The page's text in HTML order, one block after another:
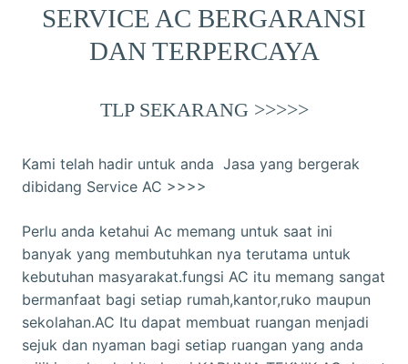
SERVICE AC BERGARANSI
DAN TERPERCAYA
TLP SEKARANG >>>>>
Kami telah hadir untuk anda Jasa yang bergerak
dibidang Service AC >>>>
Perlu anda ketahui Ac memang untuk saat ini
banyak yang membutuhkan nya terutama untuk
kebutuhan masyarakat.fungsi AC itu memang sangat
bermanfaat bagi setiap rumah,kantor,ruko maupun
sekolahan.AC Itu dapat membuat ruangan menjadi
sejuk dan nyaman bagi setiap ruangan yang anda